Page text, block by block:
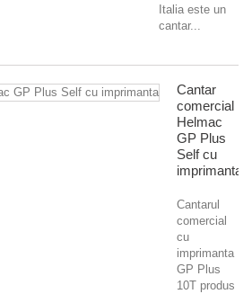
Italia este un
cantar...
Cantar
comercial
Helmac
GP Plus
Self cu
imprimanta
Cantarul
comercial
cu
imprimanta
GP Plus
10T produs